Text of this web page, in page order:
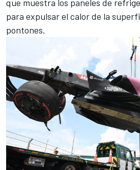
que muestra los paneles de
para expulsar el calor de la
pontones.